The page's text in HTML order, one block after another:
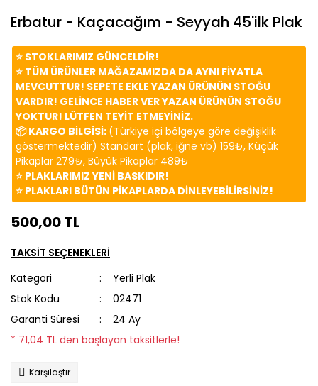
Erbatur - Kaçacağım - Seyyah 45'ilk Plak
⭐️ STOKLARIMIZ GÜNCELDİR!
⭐️ TÜM ÜRÜNLER MAĞAZAMIZDA DA AYNI FİYATLA
MEVCUTTUR! SEPETE EKLE YAZAN ÜRÜNÜN STOĞU
VARDIR! GELİNCE HABER VER YAZAN ÜRÜNÜN STOĞU
YOKTUR! LÜTFEN TEYİT ETMEYİNİZ.
📦 KARGO BİLGİSİ: (Türkiye içi bölgeye göre değişiklik
göstermektedir) Standart (plak, iğne vb) 159₺, Küçük
Pikaplar 279₺, Büyük Pikaplar 489₺
⭐️ PLAKLARIMIZ YENİ BASKIDIR!
⭐️ PLAKLARI BÜTÜN PİKAPLARDA DİNLEYEBİLİRSİNİZ!
500,00 TL
TAKSİT SEÇENEKLERİ
Kategori
Yerli Plak
Stok Kodu
02471
Garanti Süresi
24 Ay
* 71,04 TL den başlayan taksitlerle!
Karşılaştır